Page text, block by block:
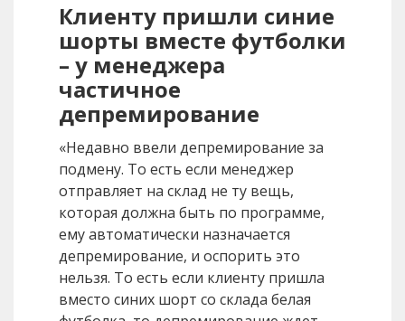
Клиенту пришли синие
шорты вместе футболки
– у менеджера
частичное
депремирование
«Недавно ввели депремирование за
подмену. То есть если менеджер
отправляет на склад не ту вещь,
которая должна быть по программе,
ему автоматически назначается
депремирование, и оспорить это
нельзя. То есть если клиенту пришла
вместо синих шорт со склада белая